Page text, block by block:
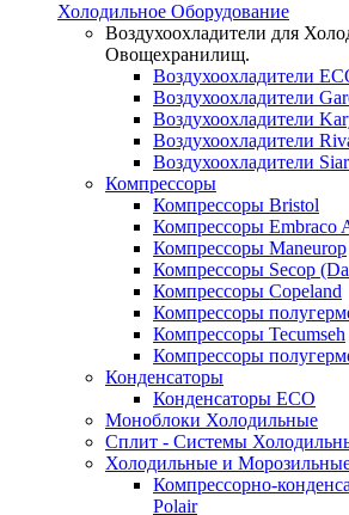
Холодильное Оборудование
Воздухоохладители для
Овощехранилищ.
Воздухоохладители
Воздухоохладители
Воздухоохладители
Воздухоохладители
Воздухоохладители
Компрессоры
Компрессоры Bristol
Компрессоры Embraco
Компрессоры Maneurop
Компрессоры Secop
Компрессоры Copeland
Компрессоры
Компрессоры Tecumseh
Компрессоры
Конденсаторы
Конденсаторы ECO
Моноблоки Холодильные
Сплит - Системы
Холодильные и
Компрессорно-
Polair